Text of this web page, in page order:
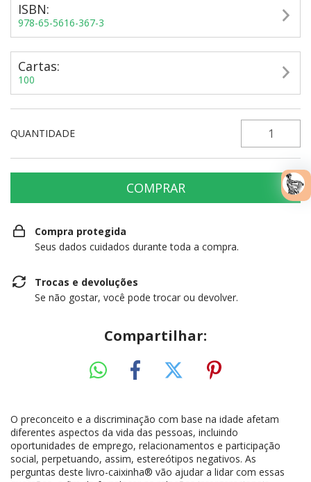
ISBN:
978-65-5616-367-3
Cartas:
100
QUANTIDADE
Compra protegida
Seus dados cuidados durante toda a compra.
Trocas e devoluções
Se não gostar, você pode trocar ou devolver.
Compartilhar:
O preconceito e a discriminação com base na idade afetam
diferentes aspectos da vida das pessoas, incluindo
oportunidades de emprego, relacionamentos e participação
social, perpetuando, assim, estereótipos negativos. As
perguntas deste livro-caixinha® vão ajudar a lidar com essas